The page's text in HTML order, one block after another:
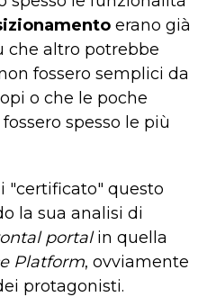
erano già
che altro potrebbe
fossero semplici da
o che le poche
spesso le più
"certificato" questo
la sua analisi di
portalin quella
Platform, ovviamente
protagonisti.